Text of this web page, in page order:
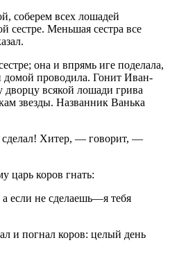
соберем всех лошадей
сестре. Меньшая сестра все
она и впрямь иге поделала,
домой проводила. Гонит Иван-
дворцу всякой лошади грива
звезды. Названник Ванька
сделал! Хитер, — говорит, —
царь коров гнать:
если не сделаешь—я тебя
и погнал коров: целый день